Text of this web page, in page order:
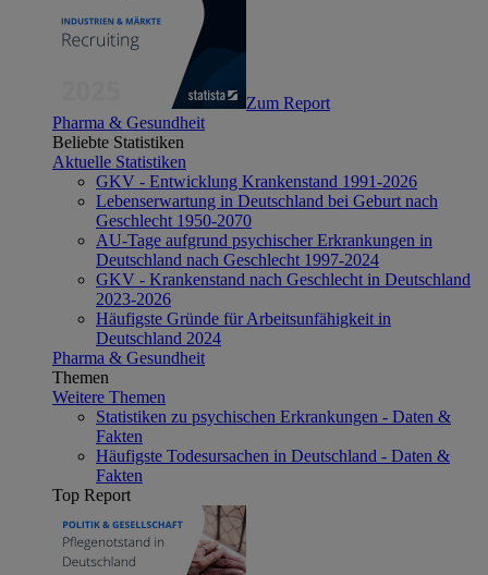
Zum Report
Pharma & Gesundheit
Beliebte Statistiken
Aktuelle Statistiken
GKV - Entwicklung Krankenstand 1991-2026
Lebenserwartung in Deutschland bei Geburt nach
Geschlecht 1950-2070
AU-Tage aufgrund psychischer Erkrankungen in
Deutschland nach Geschlecht 1997-2024
GKV - Krankenstand nach Geschlecht in Deutschland
2023-2026
Häufigste Gründe für Arbeitsunfähigkeit in
Deutschland 2024
Pharma & Gesundheit
Themen
Weitere Themen
Statistiken zu psychischen Erkrankungen - Daten &
Fakten
Häufigste Todesursachen in Deutschland - Daten &
Fakten
Top Report